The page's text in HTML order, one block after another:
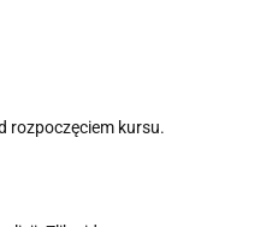
rozpoczęciem kursu.